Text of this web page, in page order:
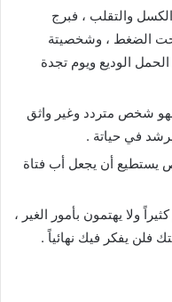
والتقلب ، فبرج
الضغط ، وشخصيتة
الوديع ويوم تجدة
شخص متردد وغير واثق
في حياتة .
يستطيع أن يجعل أب فتاة
ولا يهتمون بأمور الغير ،
فلن يفكر فيك نهائياً .